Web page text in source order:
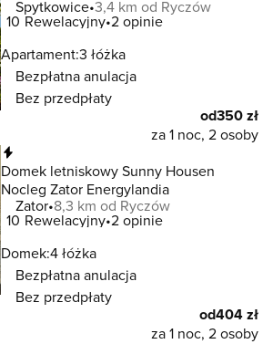
Spytkowice 3,4 km od Ryczów
10 Rewelacyjny 2 opinie
Apartament:3 łóżka
Bezpłatna anulacja
Bez przedpłaty
od350 zł
za 1 noc, 2 osoby
Domek letniskowy Sunny Housen
Nocleg Zator Energylandia
Zator 8,3 km od Ryczów
10 Rewelacyjny 2 opinie
Domek:4 łóżka
Bezpłatna anulacja
Bez przedpłaty
od404 zł
za 1 noc, 2 osoby